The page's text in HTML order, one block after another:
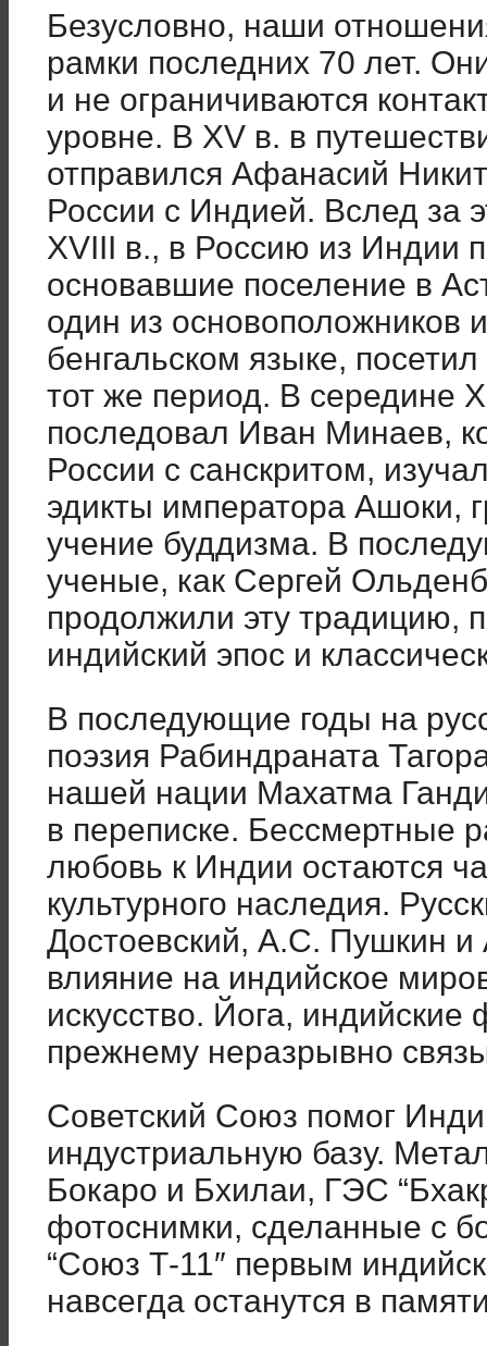
Безусловно, наши
рамки последних 70 лет.
и не ограничиваются
уровне. В XV в. в
отправился Афанасий
России с Индией. Вслед за
XVIII в., в Россию из Индии
основавшие поселение в
один из основоположников
бенгальском языке,
тот же период. В середине
последовал Иван Минаев,
России с санскритом,
эдикты императора Ашоки,
учение буддизма. В
ученые, как Сергей
продолжили эту традицию,
индийский эпос и
В последующие годы на
поэзия Рабиндраната
нашей нации Махатма
в переписке. Бессмертные
любовь к Индии остаются
культурного наследия.
Достоевский, А.С. Пушкин и
влияние на индийское
искусство. Йога,
прежнему неразрывно
Советский Союз помог
индустриальную базу.
Бокаро и Бхилаи, ГЭС
фотоснимки, сделанные с
“Союз Т-11″ первым
навсегда останутся в